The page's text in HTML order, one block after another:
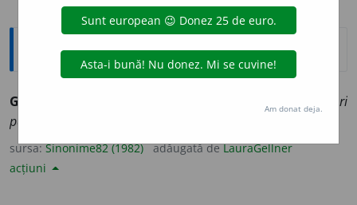
Sinonime
GENERALIZ
(A ~ unele constatări
particulare.)
sursa:Sinonime82 (1982) adăugată deLauraGellner
acțiuni
Am donat deja.